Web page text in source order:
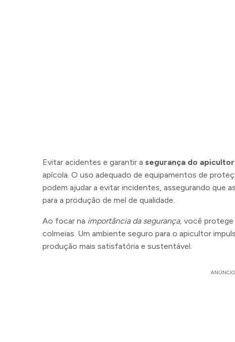
Evitar acidentes e garantir a segurança do apicultor
apícola. O uso adequado de equipamentos de
podem ajudar a evitar incidentes, assegurando que
para a produção de mel de qualidade.
Ao focar na importância da segurança, você protege
colmeias. Um ambiente seguro para o apicultor
produção mais satisfatória e sustentável.